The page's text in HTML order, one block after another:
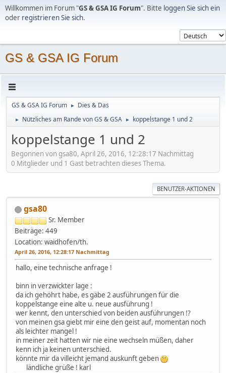
Willkommen im Forum "GS & GSA IG Forum". Bitte loggen Sie sich ein
oder registrieren Sie sich.
GS & GSA IG Forum
GS & GSA IG Forum ► Dies & Das
► Nützliches am Rande von GS & GSA ► koppelstange 1 und 2
koppelstange 1 und 2
Begonnen von gsa80, April 26, 2016, 12:28:17 Nachmittag
0 Mitglieder und 1 Gast betrachten dieses Thema.
BENUTZER-AKTIONEN
gsa80
Sr. Member
Beiträge: 449
Location: waidhofen/th.
April 26, 2016, 12:28:17 Nachmittag
hallo, eine technische anfrage !
binn in verzwickter lage :
da ich gehöhrt habe, es gäbe 2 ausführungen für die
koppelstange eine alte u. neue ausführung !
wer kennt, den unterschied von beiden ausführungen !?
von meinen gsa giebt mir eine den geist auf, momentan noch
als leichter mangel !
in meiner zeit hatten wir nie eine wechseln müßen, daher
kenn ich ja keinen unterschied.
könnte mir da villeicht jemand auskunft geben
ländliche grüße ! karl